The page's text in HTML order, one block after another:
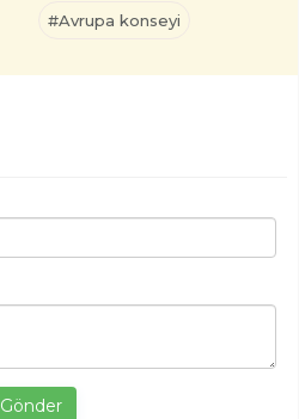
#Avrupa konseyi
Gönder